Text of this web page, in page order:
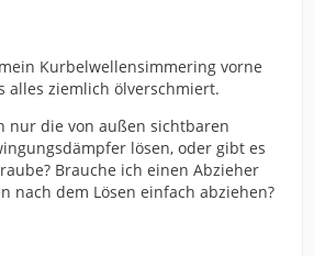
Kurbelwellensimmering vorne
alles ziemlich ölverschmiert.
nur die von außen sichtbaren
lösen, oder gibt es
Brauche ich einen Abzieher
nach dem Lösen einfach abziehen?